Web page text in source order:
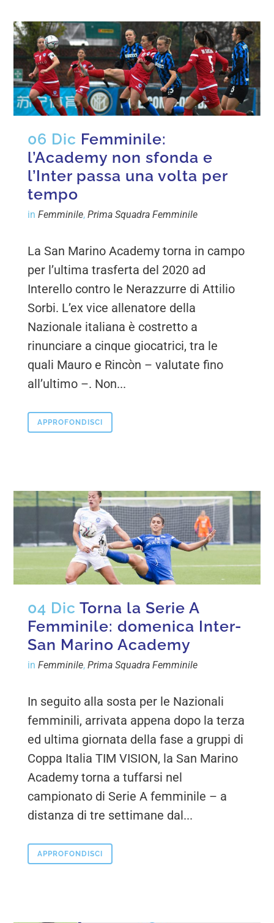
06 Dic Femminile:
l’Academy non sfonda e
l’Inter passa una volta per
tempo
inFemminile,Prima Squadra Femminile
La San Marino Academy torna in campo
per l’ultima trasferta del 2020 ad
Interello contro le Nerazzurre di Attilio
Sorbi. L’ex vice allenatore della
Nazionale italiana è costretto a
rinunciare a cinque giocatrici, tra le
quali Mauro e Rincòn – valutate fino
all’ultimo –. Non...
APPROFONDISCI
04 Dic Torna la Serie A
Femminile: domenica Inter-
San Marino Academy
inFemminile,Prima Squadra Femminile
In seguito alla sosta per le Nazionali
femminili, arrivata appena dopo la terza
ed ultima giornata della fase a gruppi di
Coppa Italia TIM VISION, la San Marino
Academy torna a tuffarsi nel
campionato di Serie A femminile – a
distanza di tre settimane dal...
APPROFONDISCI